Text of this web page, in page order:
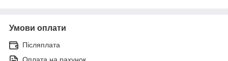
Умови оплати
Післяплата
Оплата на рахунок